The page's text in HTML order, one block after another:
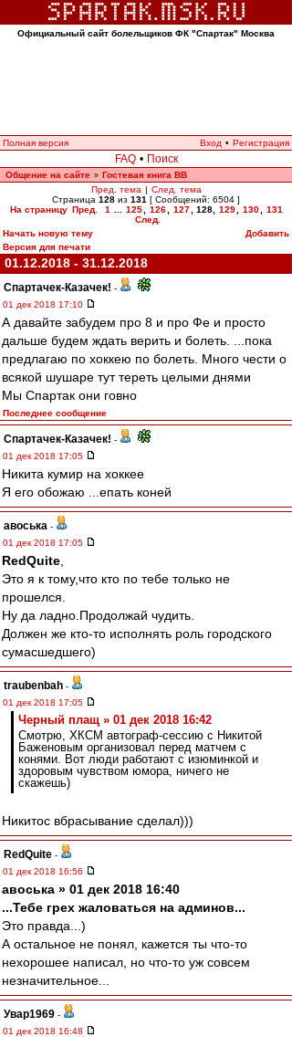
Официальный сайт болельщиков ФК "Спартак" Москва
Полная версия Вход • Регистрация
FAQ • Поиск
Общение на сайте » Гостевая книга ВВ
Пред. тема | След. тема
Страница 128 из 131 [ Сообщений: 6504 ]
На страницу Пред. 1 125 126 127 128, 129 130
131
След.
Начать новую тему
Добавить
Версия для печати
01.12.2018 - 31.12.2018
Спартачек-Казачек! -
01 дек 2018 17:10
А давайте забудем про 8 и про Фе и просто
дальше будем ждать верить и болеть. ...пока
предлагаю по хоккею по болеть. Много чести о
всякой шушаре тут тереть целыми днями
Мы Спартак они говно
Последнее сообщение
Спартачек-Казачек! -
01 дек 2018 17:05
Никита кумир на хоккее
Я его обожаю ...епать коней
авоська -
01 дек 2018 17:05
RedQuite
Это я к тому,что кто по тебе только не
прошелся.
Ну да ладно.Продолжай чудить.
Должен же кто-то исполнять роль городского
сумасшедшего)
traubenbah -
01 дек 2018 17:05
Черный плащ » 01 дек 2018 16:42
Смотрю, ХКСМ автограф-сессию с Никитой
Баженовым организовал перед матчем с
конями. Вот люди работают с изюминкой и
здоровым чувством юмора, ничего не
скажешь)
Никитос вбрасывание сделал)))
RedQuite -
01 дек 2018 16:56
авоська » 01 дек 2018 16:40
...Тебе грех жаловаться на админов...
Это правда...)
А остальное не понял, кажется ты что-то
нехорошее написал, но что-то уж совсем
незначительное...
Увар1969 -
01 дек 2018 16:48